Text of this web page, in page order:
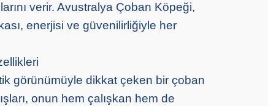
verir. Avustralya Çoban Köpeği,
enerjisi ve güvenilirliğiyle her
görünümüyle dikkat çeken bir çoban
onun hem çalışkan hem de